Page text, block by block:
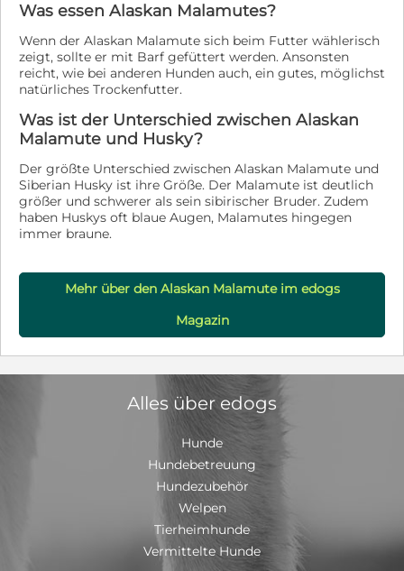
Was essen Alaskan Malamutes?
Wenn der Alaskan Malamute sich beim Futter wählerisch
zeigt, sollte er mit Barf gefüttert werden. Ansonsten
reicht, wie bei anderen Hunden auch, ein gutes, möglichst
natürliches Trockenfutter.
Was ist der Unterschied zwischen Alaskan
Malamute und Husky?
Der größte Unterschied zwischen Alaskan Malamute und
Siberian Husky ist ihre Größe. Der Malamute ist deutlich
größer und schwerer als sein sibirischer Bruder. Zudem
haben Huskys oft blaue Augen, Malamutes hingegen
immer braune.
Mehr über den Alaskan Malamute im edogs
Magazin
Alles über edogs
Hunde
Hundebetreuung
Hundezubehör
Welpen
Tierheimhunde
Vermittelte Hunde